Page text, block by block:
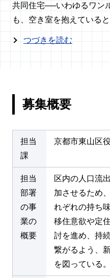
共同住宅──いわゆるワン
も、空き室を抱えている
つづきを読む
募集概要
担当
課
京都市東山区
担当
部署
の事
業の
概要
区内の人口流
加させるため
れぞれの持ち
移住意欲や定
討を進め、持
繋がるよう、
を図っている。